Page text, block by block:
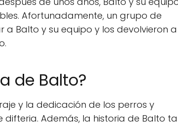
Afortunadamente, un grupo de
Balto y su equipo y los devolvieron a
de Balto?
y la dedicación de los perros y
Además, la historia de Balto